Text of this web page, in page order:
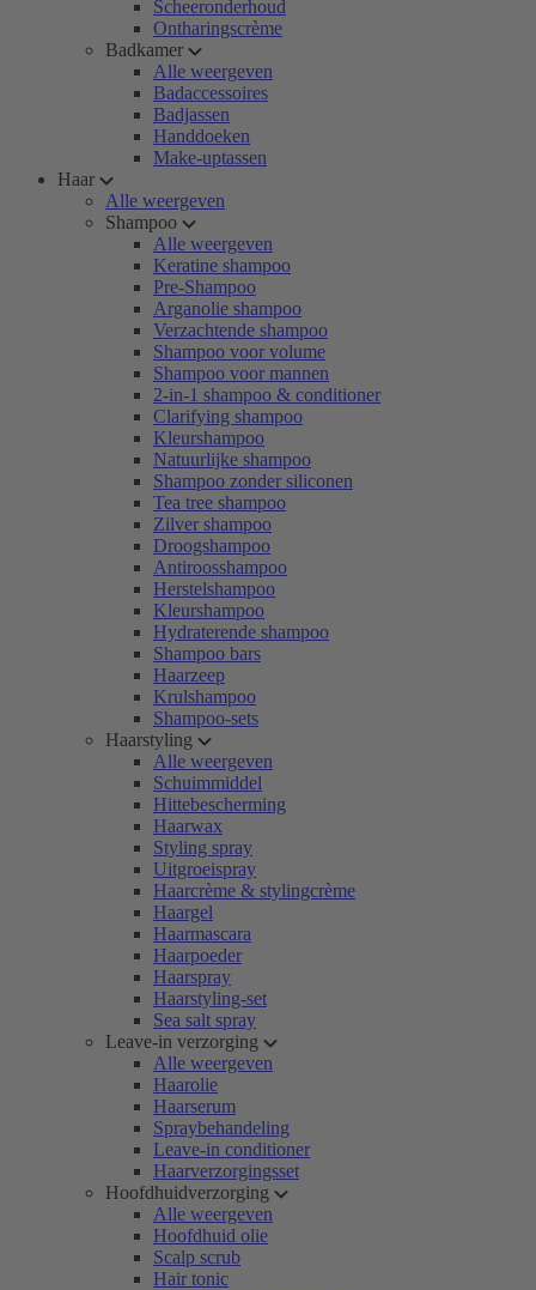
Scheeronderhoud
Ontharingscrème
Badkamer
Alle weergeven
Badaccessoires
Badjassen
Handdoeken
Make-uptassen
Haar
Alle weergeven
Shampoo
Alle weergeven
Keratine shampoo
Pre-Shampoo
Arganolie shampoo
Verzachtende shampoo
Shampoo voor volume
Shampoo voor mannen
2-in-1 shampoo & conditioner
Clarifying shampoo
Kleurshampoo
Natuurlijke shampoo
Shampoo zonder siliconen
Tea tree shampoo
Zilver shampoo
Droogshampoo
Antiroosshampoo
Herstelshampoo
Kleurshampoo
Hydraterende shampoo
Shampoo bars
Haarzeep
Krulshampoo
Shampoo-sets
Haarstyling
Alle weergeven
Schuimmiddel
Hittebescherming
Haarwax
Styling spray
Uitgroeispray
Haarcrème & stylingcrème
Haargel
Haarmascara
Haarpoeder
Haarspray
Haarstyling-set
Sea salt spray
Leave-in verzorging
Alle weergeven
Haarolie
Haarserum
Spraybehandeling
Leave-in conditioner
Haarverzorgingsset
Hoofdhuidverzorging
Alle weergeven
Hoofdhuid olie
Scalp scrub
Hair tonic